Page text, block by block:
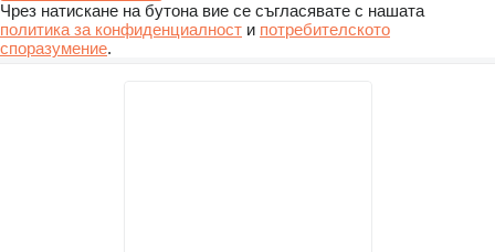
Чрез натискане на бутона вие се съгласявате с нашата
политика за конфиденциалност и потребителското
споразумение.